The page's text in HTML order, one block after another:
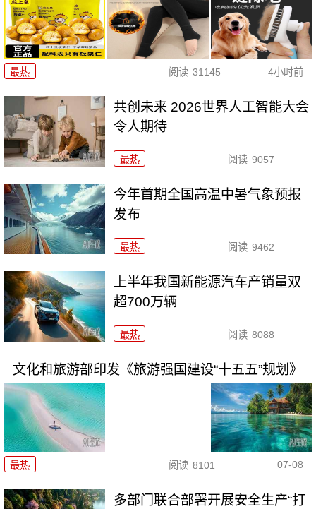
最热 阅读 31145 4小时前
共创未来 2026世界人工智能大会
令人期待
最热 阅读 9057
今年首期全国高温中暑气象预报
发布
最热 阅读 9462
上半年我国新能源汽车产销量双
超700万辆
最热 阅读 8088
文化和旅游部印发《旅游强国建设“十五五”规划》
最热 阅读 8101 07-08
多部门联合部署开展安全生产“打